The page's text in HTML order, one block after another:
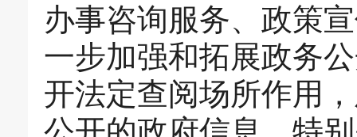
办事咨询服务、政策
一步加强和拓展政务
开法定查阅场所作用